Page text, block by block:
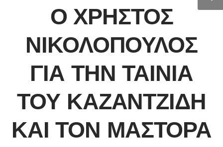
Ο ΧΡΉΣΤΟΣ
ΝΙΚΟΛΌΠΟΥΛΟΣ
ΓΙΑ ΤΗΝ ΤΑΙΝΊΑ
ΤΟΥ ΚΑΖΑΝΤΖΊΔΗ
ΚΑΙ ΤΟΝ ΜΆΣΤΟΡΑ